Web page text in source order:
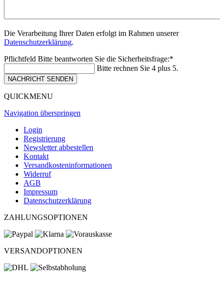
Die Verarbeitung Ihrer Daten erfolgt im Rahmen unserer
Datenschutzerklärung.
Pflichtfeld Bitte beantworten Sie die Sicherheitsfrage:*
Bitte rechnen Sie 4 plus 5.
NACHRICHT SENDEN
QUICKMENU
Navigation überspringen
Login
Registrierung
Newsletter abbestellen
Kontakt
Versandkosteninformationen
Widerruf
AGB
Impressum
Datenschutzerklärung
ZAHLUNGSOPTIONEN
VERSANDOPTIONEN